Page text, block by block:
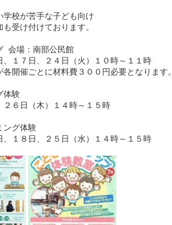
学校が苦手な子ども向け
も受け付けております。
会場：南部公民館
、１７日、２４日（火）１０時～１１時
開催ごとに材料費３００円必要となります。
体験
２６日（木）１４時～１５時
ング体験
、１８日、２５日（水）１４時～１５時